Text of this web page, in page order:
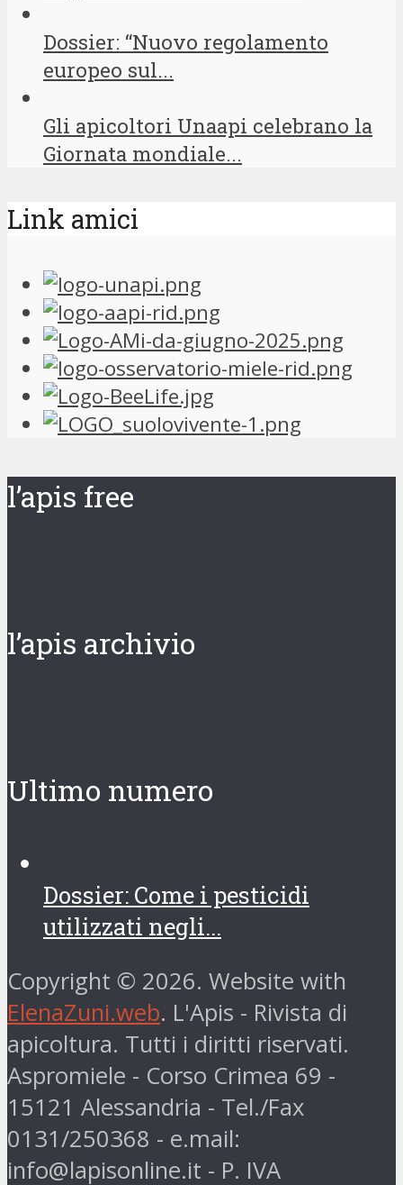
Dossier: “Nuovo regolamento
europeo sul...
Gli apicoltori Unaapi celebrano la
Giornata mondiale...
Link amici
l’apis free
l’apis archivio
Ultimo numero
Dossier: Come i pesticidi
utilizzati negli...
Copyright © 2026. Website with
ElenaZuni.web. L'Apis - Rivista di
apicoltura. Tutti i diritti riservati.
Aspromiele - Corso Crimea 69 -
15121 Alessandria - Tel./Fax
0131/250368 - e.mail:
info@lapisonline.it - P. IVA